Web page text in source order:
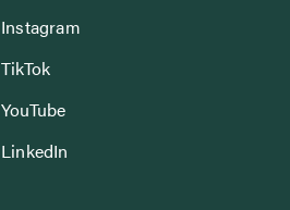
Instagram
TikTok
YouTube
LinkedIn